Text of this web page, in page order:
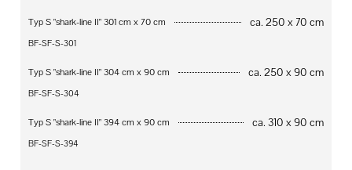
Typ S "shark-line II" 301 cm x 70 cm ca. 250 x 70 cm
BF-SF-S-301
Typ S "shark-line II" 304 cm x 90 cm ca. 250 x 90 cm
BF-SF-S-304
Typ S "shark-line II" 394 cm x 90 cm ca. 310 x 90 cm
BF-SF-S-394